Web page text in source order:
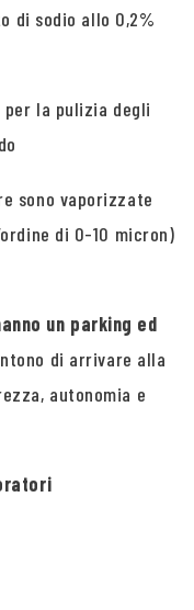
di sodio allo 0,2%
la pulizia degli
sono vaporizzate
di 0-10 micron)
un parking ed
di arrivare alla
autonomia e